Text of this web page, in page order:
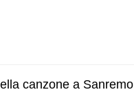
canzone a Sanremo